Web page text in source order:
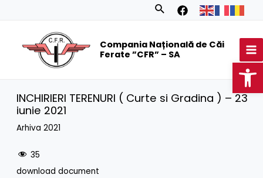
Search
Compania Națională de Căi
Ferate ”CFR” – SA
INCHIRIERI TERENURI ( Curte si Gradina ) – 23
iunie 2021
Arhiva 2021
35
download document